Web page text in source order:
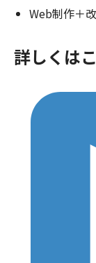
Web制作＋
詳しくは